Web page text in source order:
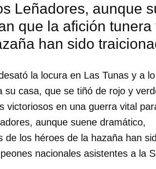
Leñadores, aunque
que la afición tunera
han sido
la locura en Las Tunas y a lo
su casa, que se tiñó de rojo y
victoriosos en una guerra vital
aunque suene dramático,
de los héroes de la hazaña han
nacionales asistentes a la